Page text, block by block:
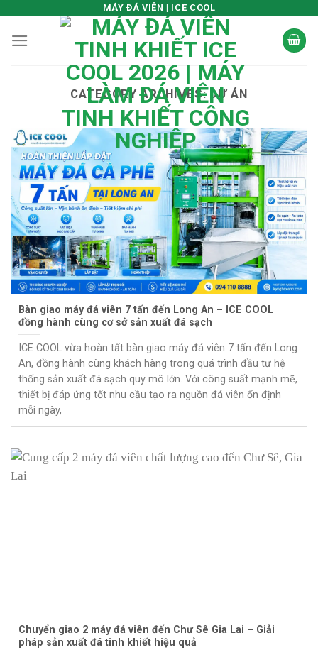
content
MÁY ĐÁ VIÊN | ICE COOL
CATEGORY ARCHIVES: DỰ ÁN
Bàn giao máy đá viên 7 tấn đến Long An – ICE COOL
đồng hành cùng cơ sở sản xuất đá sạch
ICE COOL vừa hoàn tất bàn giao máy đá viên 7 tấn đến Long
An, đồng hành cùng khách hàng trong quá trình đầu tư hệ
thống sản xuất đá sạch quy mô lớn. Với công suất mạnh mẽ,
thiết bị đáp ứng tốt nhu cầu tạo ra nguồn đá viên ổn định
mỗi ngày,
Chuyển giao 2 máy đá viên đến Chư Sê Gia Lai – Giải
pháp sản xuất đá tinh khiết hiệu quả